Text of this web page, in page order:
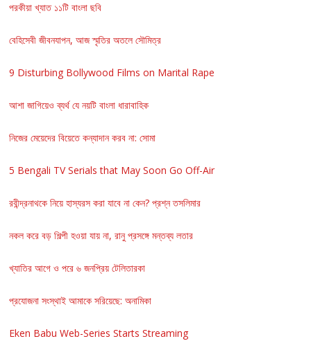
পরকীয়া খ্যাত ১১টি বাংলা ছবি
বেহিসেবী জীবনযাপন, আজ স্মৃতির অতলে সৌমিত্র
9 Disturbing Bollywood Films on Marital Rape
আশা জাগিয়েও ব্যর্থ যে নয়টি বাংলা ধারাবাহিক
নিজের মেয়েদের বিয়েতে কন্যাদান করব না: সোমা
5 Bengali TV Serials that May Soon Go Off-Air
রবীন্দ্রনাথকে নিয়ে হাস্যরস করা যাবে না কেন? প্রশ্ন তসলিমার
নকল করে বড় শিল্পী হওয়া যায় না, রানু প্রসঙ্গে মন্তব্য লতার
খ্যাতির আগে ও পরে ৬ জনপ্রিয় টেলিতারকা
প্রযোজনা সংস্থাই আমাকে সরিয়েছে: অনামিকা
Eken Babu Web-Series Starts Streaming